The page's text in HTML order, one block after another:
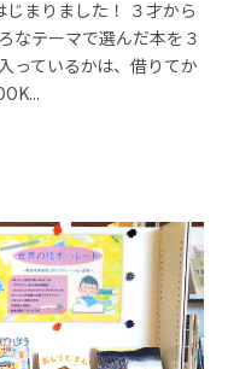
じまりました！ ３才から
なテーマで選んだ本を３
っているかは、借りてか